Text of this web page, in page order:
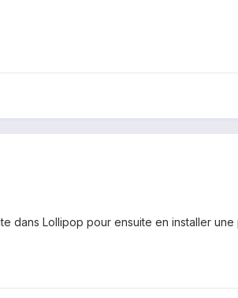
dans Lollipop pour ensuite en installer